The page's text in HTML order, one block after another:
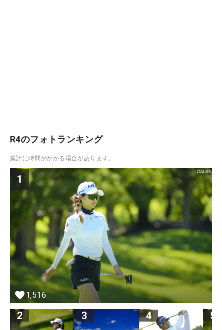
R4のフォトランキング
集計に時間がかかる場合があります。
1
1,516
2 3 4 5